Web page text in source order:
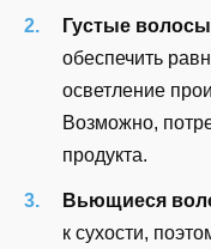
Густые волосы
обеспечить
осветление
Возможно,
продукта.
Вьющиеся
к сухости,